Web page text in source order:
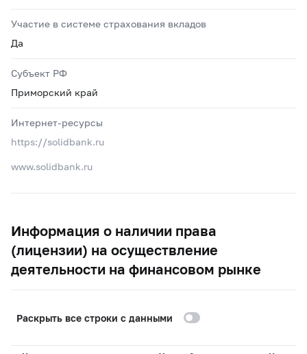
Участие в системе страхования вкладов
Да
Субъект РФ
Приморский край
Интернет-ресурсы
https://solidbank.ru
www.solidbank.ru
Информация о наличии права
(лицензии) на осуществление
деятельности на финансовом рынке
Раскрыть все строки с данными